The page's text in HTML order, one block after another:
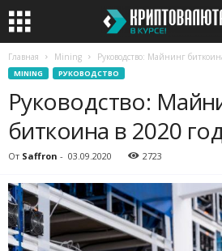
Главная Mining Руководство: Майнинг
MINING РУКОВОДСТВО
Руководство:
биткоина в 2020
От Saffron - 03.09.2020 2723